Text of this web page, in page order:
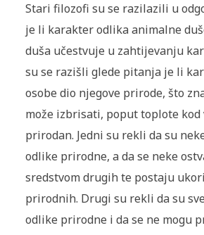
Stari filozofi su se razilazili u
je li karakter odlika animalne
duša učestvuje u zahtijevanju
su se razišli glede pitanja je li
osobe dio njegove prirode, što
može izbrisati, poput toplote
prirodan. Jedni su rekli da su
odlike prirodne, a da se neke
sredstvom drugih te postaju
prirodnih. Drugi su rekli da su
odlike prirodne i da se ne mogu